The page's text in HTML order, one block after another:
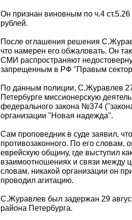
Он признан виновным по ч.4
рублей.
После оглашения решения
что намерен его обжаловать. Он
СМИ распространяют
запрещенным в РФ "Правым
По данным полиции, С.Журавлев
Петербурге миссионерскую
федерального закона №374
организации "Новая надежда".
Сам проповедник в суде заявил,
противозаконного. По его словам,
еврейскую общину, где выступил
взаимоотношениях и связи между
словам, никакой организации он
проводил агитацию.
С.Журавлев был задержан 29
района Петербурга.